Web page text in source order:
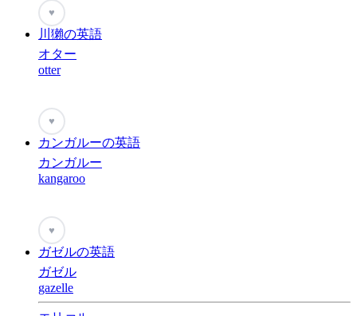
♥
川獺の英語
オター
otter
♥
カンガルーの英語
カンガルー
kangaroo
♥
ガゼルの英語
ガゼル
gazelle